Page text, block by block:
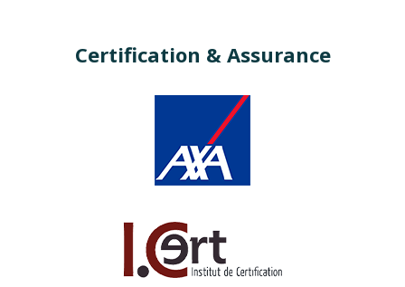
Certification & Assurance